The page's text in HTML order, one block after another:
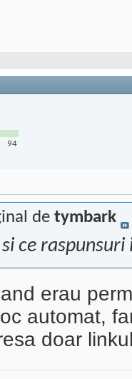
94
de tymbark
ce
erau
automat,
doar